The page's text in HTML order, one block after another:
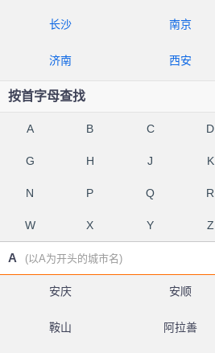
长沙 南京
济南 西安
按首字母查找
A B C D
G H J K
N P Q R
W X Y Z
A (以A为开头的城市名)
安庆 安顺
鞍山 阿拉善